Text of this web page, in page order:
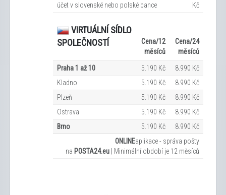
účet v slovenské nebo polské bance
Kč
VIRTUÁLNÍ SÍDLO
SPOLEČNOSTÍ
Cena/12
měsíců
Cena/24
měsíců
Praha 1 až 10 5.190 Kč
8.990 Kč
Kladno
5.190 Kč
8.990 Kč
Plzeň
5.190 Kč
8.990 Kč
Ostrava
5.190 Kč
8.990 Kč
Brno
5.190 Kč
8.990 Kč
ONLINEaplikace - správa pošty
na POSTA24.eu Minimální období je 12 měsíců